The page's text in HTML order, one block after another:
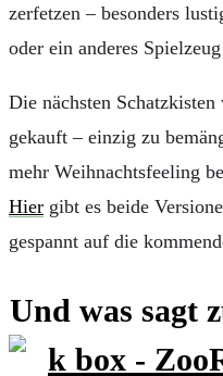
zerfetzen – besonders
oder ein anderes
Die nächsten
gekauft – einzig zu
mehr Weihnachtsfeeling
Hier gibt es beide
gespannt auf die
Und was sagt